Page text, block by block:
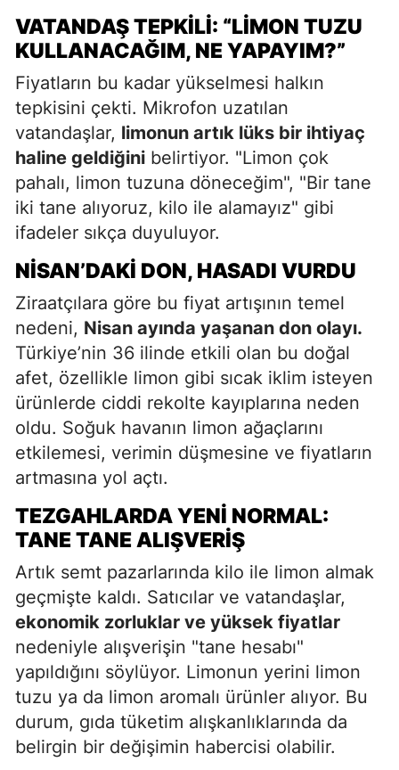
VATANDAŞ TEPKILI: “LIMON TUZU
KULLANACAĞIM, NE YAPAYIM?”
Fiyatların bu kadar yükselmesi halkın
tepkisini çekti. Mikrofon uzatılan
vatandaşlar, limonun artık lüks bir ihtiyaç
haline geldiğini belirtiyor. "Limon çok
pahalı, limon tuzuna döneceğim", "Bir tane
iki tane alıyoruz, kilo ile alamayız" gibi
ifadeler sıkça duyuluyor.
NISAN’DAKI DON, HASADI VURDU
Ziraatçılara göre bu fiyat artışının temel
nedeni, Nisan ayında yaşanan don olayı.
Türkiye’nin 36 ilinde etkili olan bu doğal
afet, özellikle limon gibi sıcak iklim isteyen
ürünlerde ciddi rekolte kayıplarına neden
oldu. Soğuk havanın limon ağaçlarını
etkilemesi, verimin düşmesine ve fiyatların
artmasına yol açtı.
TEZGAHLARDA YENI NORMAL:
TANE TANE ALIŞVERIŞ
Artık semt pazarlarında kilo ile limon almak
geçmişte kaldı. Satıcılar ve vatandaşlar,
ekonomik zorluklar ve yüksek fiyatlar
nedeniyle alışverişin "tane hesabı"
yapıldığını söylüyor. Limonun yerini limon
tuzu ya da limon aromalı ürünler alıyor. Bu
durum, gıda tüketim alışkanlıklarında da
belirgin bir değişimin habercisi olabilir.